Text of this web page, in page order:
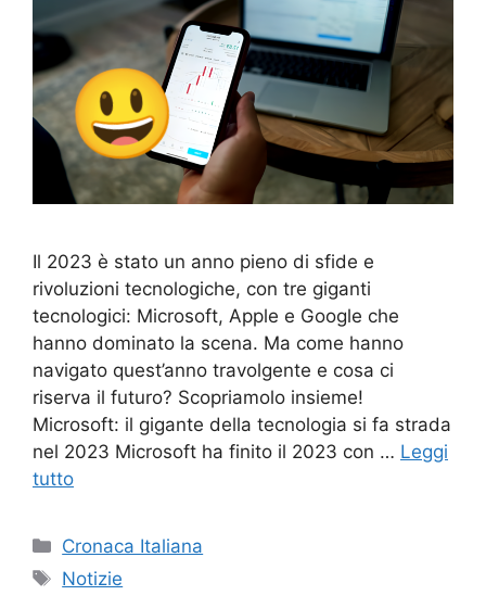
Il 2023 è stato un anno pieno di sfide e
rivoluzioni tecnologiche, con tre giganti
tecnologici: Microsoft, Apple e Google che
hanno dominato la scena. Ma come hanno
navigato quest’anno travolgente e cosa ci
riserva il futuro? Scopriamolo insieme!
Microsoft: il gigante della tecnologia si fa strada
nel 2023 Microsoft ha finito il 2023 con … Leggi
tutto
Categorie
Cronaca Italiana
Tag
Notizie